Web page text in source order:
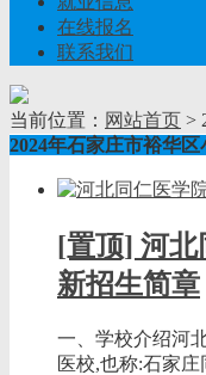
在线报名
联系我们
当前位置： 网站首页 >
2024年石家庄市裕华区
[置顶] 河北
新招生简章
一、学校介绍河
医校,也称:石家